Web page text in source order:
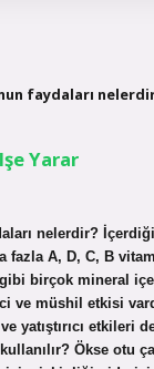
faydaları
Yarar
nelerdir?
fazla A, D, C, B
birçok mineral
ve müshil etkisi
yatıştırıcı etkileri
Ökse otu